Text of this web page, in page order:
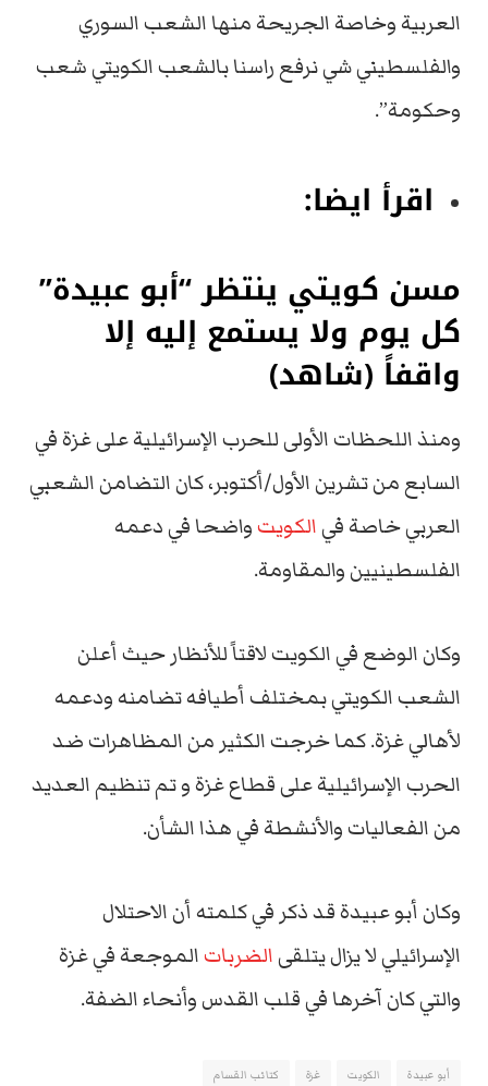
العربية وخاصة الجريحة منها الشعب السوري
والفلسطيني شي نرفع راسنا بالشعب الكويتي شعب
وحكومة”.
اقرأ ايضا:
مسن كويتي ينتظر “أبو عبيدة”
كل يوم ولا يستمع إليه إلا
واقفاً (شاهد)
ومنذ اللحظات الأولى للحرب الإسرائيلية على غزة في
السابع من تشرين الأول/أكتوبر، كان التضامن الشعبي
العربي خاصة فيالكويتواضحا في دعمه
الفلسطينيين والمقاومة.
وكان الوضع في الكويت لاقتاً للأنظار حيث أعلن
الشعب الكويتي بمختلف أطيافه تضامنه ودعمه
لأهالي غزة. كما خرجت الكثير من المظاهرات ضد
الحرب الإسرائيلية على قطاع غزة و تم تنظيم العديد
من الفعاليات والأنشطة في هذا الشأن.
وكان أبو عبيدة قد ذكر في كلمته أن الاحتلال
الإسرائيلي لا يزال يتلقىالضرباتالموجعة في غزة
والتي كان آخرها في قلب القدس وأنحاء الضفة.
أبو عبيدة الكويت غزة كتائب القسام